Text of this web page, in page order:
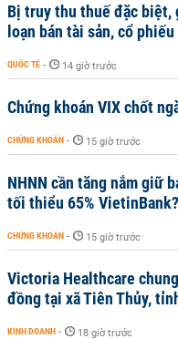
Bị truy thu thuế đặc biệt,
loạn bán tài sản, cổ phiếu
QUỐC TẾ - 14 giờ trước
Chứng khoán VIX chốt
CHỨNG KHOÁN - 15 giờ trước
NHNN cần tăng nắm giữ
tối thiểu 65% VietinBank?
CHỨNG KHOÁN - 15 giờ trước
Victoria Healthcare
đồng tại xã Tiên Thủy,
KINH DOANH - 18 giờ trước